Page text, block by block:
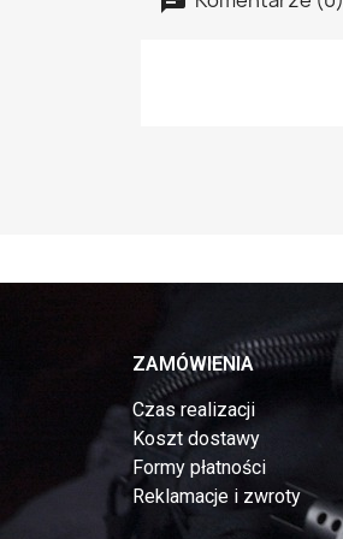
ZAMÓWIENIA
Czas realizacji
Koszt dostawy
Formy płatności
Reklamacje i zwroty